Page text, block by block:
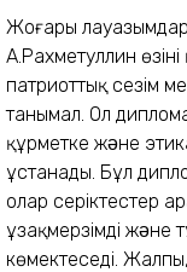
Жоғары
А.Рахметуллин
патриоттық сезім
танымал. Ол
құрметке жəне
ұстанады. Бұл
олар серіктестер
ұзақмерзімді жəне
көмектеседі.